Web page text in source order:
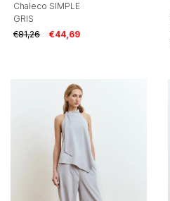
Chaleco SIMPLE
GRIS
€81,26
€44,69